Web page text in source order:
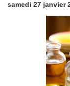
samedi 27 janvier